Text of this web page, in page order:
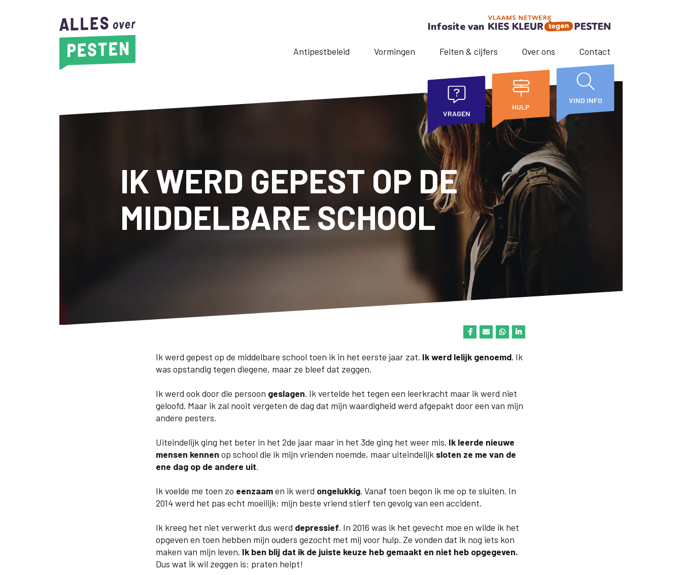
Infosite van
Antipestbeleid Vormingen Feiten & cijfers Over ons Contact
VRAGEN
HULP
VIND INFO
IK WERD GEPEST OP DE
MIDDELBARE SCHOOL
Ik werd gepest op de middelbare school toen ik in het eerste jaar zat. Ik werd lelijk genoemd. Ik
was opstandig tegen diegene, maar ze bleef dat zeggen.
Ik werd ook door die persoon geslagen. Ik vertelde het tegen een leerkracht maar ik werd niet
geloofd. Maar ik zal nooit vergeten de dag dat mijn waardigheid werd afgepakt door een van mijn
andere pesters.
Uiteindelijk ging het beter in het 2de jaar maar in het 3de ging het weer mis. Ik leerde nieuwe
mensen kennen op school die ik mijn vrienden noemde, maar uiteindelijk sloten ze me van de
ene dag op de andere uit.
Ik voelde me toen zo eenzaamen ik werd ongelukkig. Vanaf toen begon ik me op te sluiten. In
2014 werd het pas echt moeilijk: mijn beste vriend stierf ten gevolg van een accident.
Ik kreeg het niet verwerkt dus werd depressief. In 2016 was ik het gevecht moe en wilde ik het
opgeven en toen hebben mijn ouders gezocht met mij voor hulp. Ze vonden dat ik nog iets kon
maken van mijn leven. Ik ben blij dat ik de juiste keuze heb gemaakt en niet heb opgegeven.
Dus wat ik wil zeggen is: praten helpt!